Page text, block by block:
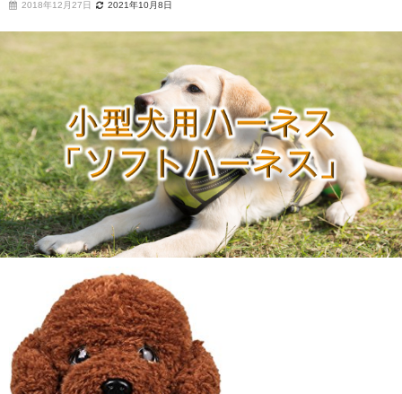
2018年12月27日 2021年10月8日